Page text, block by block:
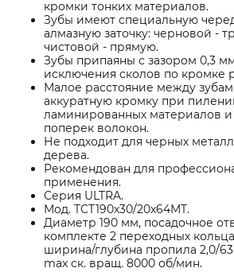
кромки тонких материалов.
Зубы имеют специальную
алмазную заточку: черновой -
чистовой - прямую.
Зубы припаяны с зазором 0,3
исключения сколов по кромке
Малое расстояние между
аккуратную кромку при
ламинированных материалов и
поперек волокон.
Не подходит для черных
дерева.
Рекомендован для
применения.
Серия ULTRA.
Мод. TCT190x30/20x64MT.
Диаметр 190 мм, посадочное
комплекте 2 переходных
ширина/глубина пропила 2,0/
max ск. вращ. 8000 об/мин.